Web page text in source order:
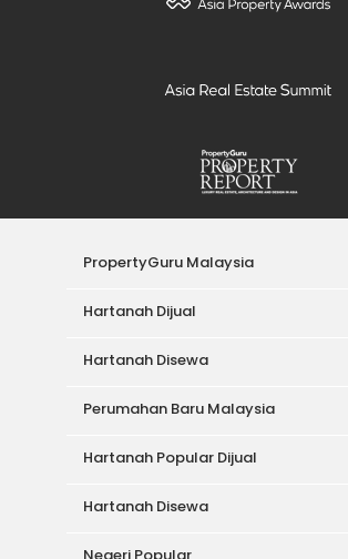
PropertyGuru Malaysia
Hartanah Dijual
Hartanah Disewa
Perumahan Baru Malaysia
Hartanah Popular Dijual
Hartanah Disewa